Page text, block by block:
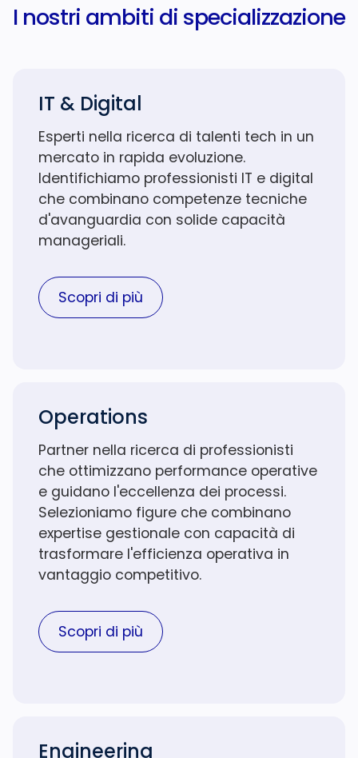
I nostri ambiti di specializzazione
IT & Digital
Esperti nella ricerca di talenti tech in un
mercato in rapida evoluzione.
Identifichiamo professionisti IT e digital
che combinano competenze tecniche
d'avanguardia con solide capacità
manageriali.
Scopri di più
Operations
Partner nella ricerca di professionisti
che ottimizzano performance operative
e guidano l'eccellenza dei processi.
Selezioniamo figure che combinano
expertise gestionale con capacità di
trasformare l'efficienza operativa in
vantaggio competitivo.
Scopri di più
Engineering